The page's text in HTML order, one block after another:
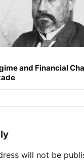
and Financial
will not be